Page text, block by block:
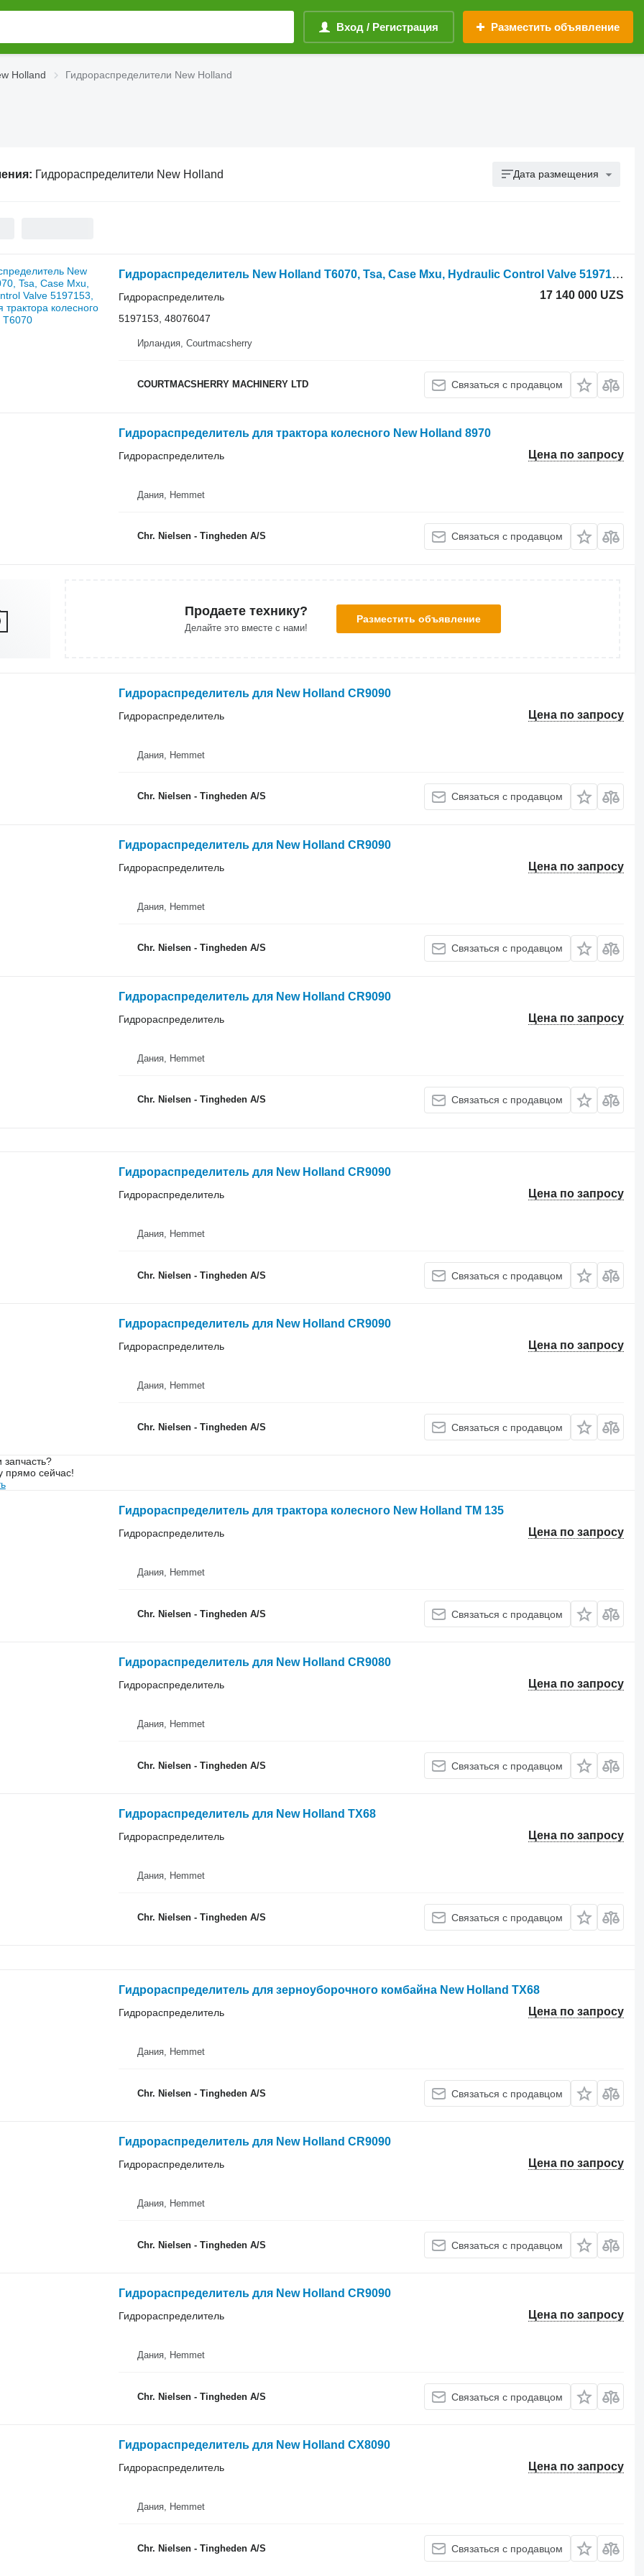
Вход / Регистрация Разместить объявление
Holland Гидрораспределители New Holland
Гидрораспределители New Holland Дата размещения
Гидрораспределитель New Holland T6070, Tsa, Case Mxu, Hydraulic Control Valve 5197153, 48076047 для трактора колесного T6070
17 140 000 UZS
Гидрораспределитель
5197153, 48076047
Ирландия, Courtmacsherry
COURTMACSHERRY MACHINERY LTD Связаться с продавцом
Гидрораспределитель для трактора колесного New Holland 8970
Цена по запросу
Гидрораспределитель
Дания, Hemmet
Chr. Nielsen - Tingheden A/S Связаться с продавцом
Продаете технику?
Делайте это вместе с нами!
Разместить объявление
Гидрораспределитель для New Holland CR9090
Цена по запросу
Гидрораспределитель
Дания, Hemmet
Chr. Nielsen - Tingheden A/S Связаться с продавцом
Гидрораспределитель для New Holland CR9090
Цена по запросу
Гидрораспределитель
Дания, Hemmet
Chr. Nielsen - Tingheden A/S Связаться с продавцом
Гидрораспределитель для New Holland CR9090
Цена по запросу
Гидрораспределитель
Дания, Hemmet
Chr. Nielsen - Tingheden A/S Связаться с продавцом
Гидрораспределитель для New Holland CR9090
Цена по запросу
Гидрораспределитель
Дания, Hemmet
Chr. Nielsen - Tingheden A/S Связаться с продавцом
Гидрораспределитель для New Holland CR9090
Цена по запросу
Гидрораспределитель
Дания, Hemmet
Chr. Nielsen - Tingheden A/S Связаться с продавцом
прямо сейчас!
Гидрораспределитель для трактора колесного New Holland TM 135
Цена по запросу
Гидрораспределитель
Дания, Hemmet
Chr. Nielsen - Tingheden A/S Связаться с продавцом
Гидрораспределитель для New Holland CR9080
Цена по запросу
Гидрораспределитель
Дания, Hemmet
Chr. Nielsen - Tingheden A/S Связаться с продавцом
Гидрораспределитель для New Holland TX68
Цена по запросу
Гидрораспределитель
Дания, Hemmet
Chr. Nielsen - Tingheden A/S Связаться с продавцом
Гидрораспределитель для зерноуборочного комбайна New Holland TX68
Цена по запросу
Гидрораспределитель
Дания, Hemmet
Chr. Nielsen - Tingheden A/S Связаться с продавцом
Гидрораспределитель для New Holland CR9090
Цена по запросу
Гидрораспределитель
Дания, Hemmet
Chr. Nielsen - Tingheden A/S Связаться с продавцом
Гидрораспределитель для New Holland CR9090
Цена по запросу
Гидрораспределитель
Дания, Hemmet
Chr. Nielsen - Tingheden A/S Связаться с продавцом
Гидрораспределитель для New Holland CX8090
Цена по запросу
Гидрораспределитель
Дания, Hemmet
Chr. Nielsen - Tingheden A/S Связаться с продавцом